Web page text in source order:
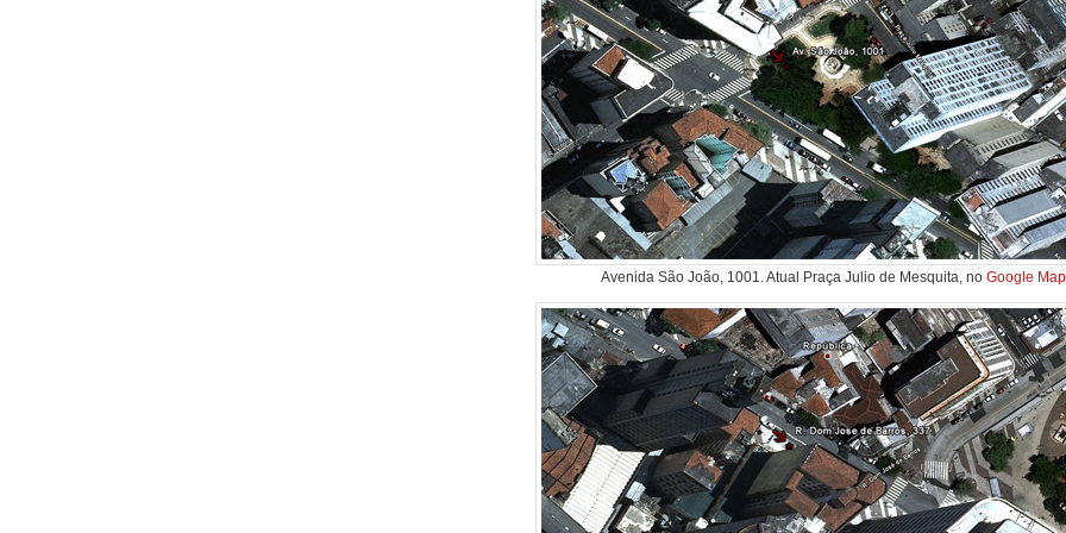
Avenida São João, 1001. Atual Praça Julio de Mesquita, no Google